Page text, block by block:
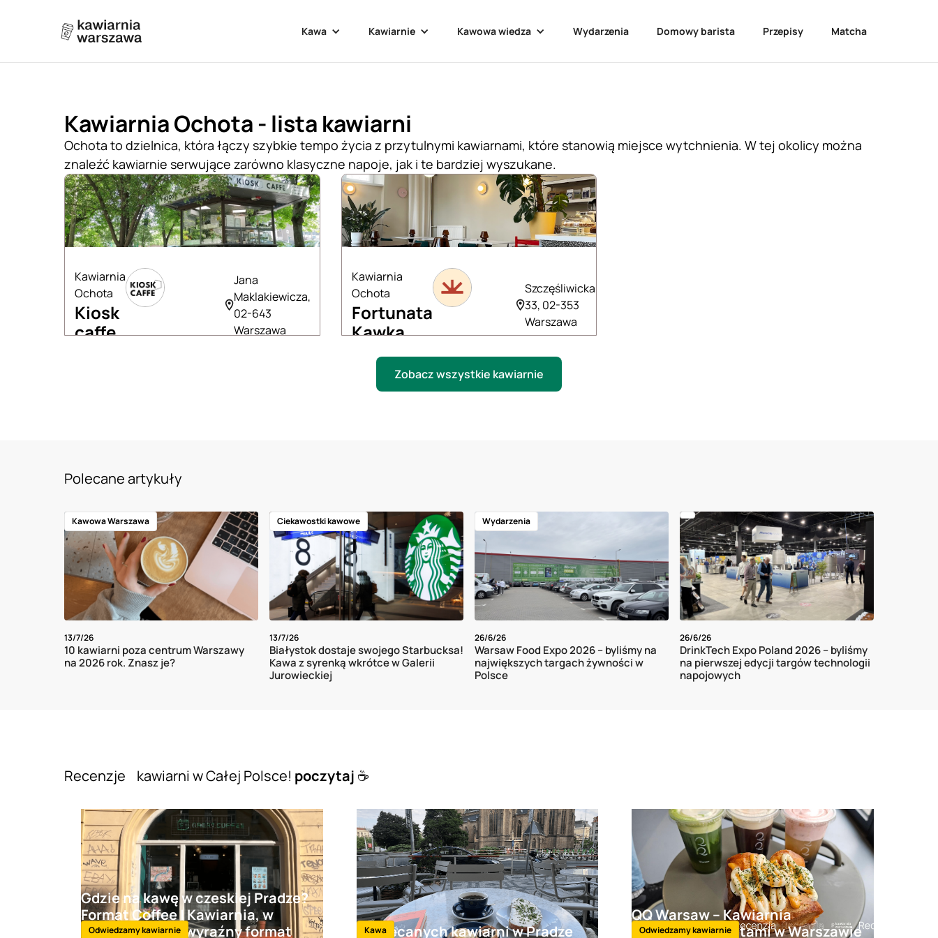
Kawa Kawiarnie Kawowa wiedza Wydarzenia Domowy barista Przepisy Matcha
Kawiarnia Ochota - lista kawiarni
Ochota to dzielnica, która łączy szybkie tempo życia z przytulnymi kawiarnami, które stanowią miejsce wytchnienia. W tej okolicy można
znaleźć kawiarnie serwujące zarówno klasyczne napoje, jak i te bardziej wyszukane.
Kawiarnia
Ochota
Kiosk
caffe
Jana
Maklakiewicza,
02-643
Warszawa
Kawiarnia
Ochota
Fortunata
Kawka
Szczęśliwicka
33, 02-353
Warszawa
Zobacz wszystkie kawiarnie
Polecane artykuły
Kawowa Warszawa
13/7/26
10 kawiarni poza centrum Warszawy
na 2026 rok. Znasz je?
Ciekawostki kawowe
13/7/26
Białystok dostaje swojego Starbucksa!
Kawa z syrenką wkrótce w Galerii
Jurowieckiej
Wydarzenia
26/6/26
Warsaw Food Expo 2026 – byliśmy na
największych targach żywności w
Polsce
26/6/26
DrinkTech Expo Poland 2026 – byliśmy
na pierwszej edycji targów technologii
napojowych
Recenzje kawiarni w Całej Polsce! poczytaj ☕️
Gdzie na kawę w czeskiej Pradze?
Format Coffee | Kawiarnia, w
której kawa ma wyraźny format
Odwiedzamy kawiarnie 5 polecanych kawiarni w Pradze
Kawa
QQ Warsaw – Kawiarnia
Koreańska z Tostami w Warszawie
Odwiedzamy kawiarnie